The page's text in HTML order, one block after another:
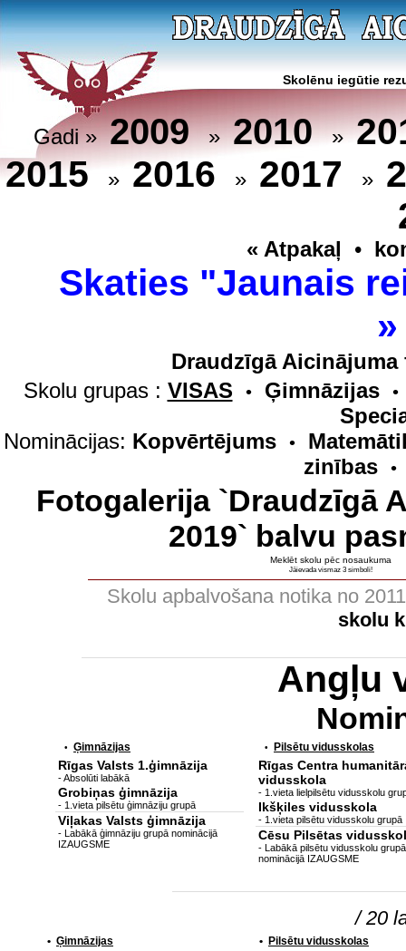
Skolēnu iegūtie
Gadi »2009 »2010 »
2015
» 2016 » 2017 »
« Atpakaļ •
Skaties "Jaunais
Draudzīgā
Skolu grupas : VISAS • Ģimnāzijas •
Nominācijas: Kopvērtējums •
zinības
•
Fotogalerija `Draudzīgā
2019` balvu
Meklēt skolu pēc nosaukuma
Jāievada vismaz 3 simboli!
Skolu apbalvošana notika no
skolu
Angļu
• Ģimnāzijas
Rīgas Valsts 1.ģimnāzija
- Absolūti labākā
Grobiņas ģimnāzija
- 1.vieta pilsētu ģimnāziju grupā
Viļakas Valsts ģimnāzija
- Labākā ģimnāziju grupā nominācijā
IZAUGSME
• Pilsētu vidusskolas
Rīgas Centra
vidusskola
- 1.vieta lielpilsētu vidusskolu
Ikšķiles vidusskola
- 1.vieta pilsētu vidusskolu grupā
Cēsu Pilsētas
- Labākā pilsētu vidusskolu grupā
nominācijā IZAUGSME
/ 20
• Ģimnāzijas • Pilsētu vidusskolas